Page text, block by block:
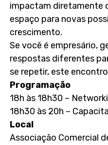
impactam diretamente
espaço para novas
crescimento.
Se você é empresário,
respostas diferentes
se repetir, este
Programação
18h às 18h30 –
18h30 às 20h –
Local
Associação Comercial